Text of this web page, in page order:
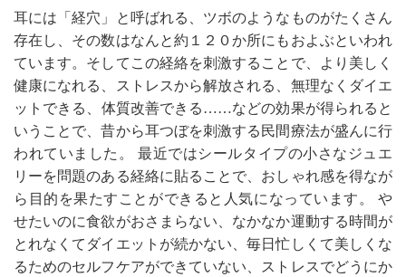
耳には「経穴」と呼ばれる、ツボのようなものがたくさん
存在し、その数はなんと約１２０か所にもおよぶといわれ
ています。そしてこの経絡を刺激することで、より美しく
健康になれる、ストレスから解放される、無理なくダイエ
ットできる、体質改善できる……などの効果が得られると
いうことで、昔から耳つぼを刺激する民間療法が盛んに行
われていました。 最近ではシールタイプの小さなジュエ
リーを問題のある経絡に貼ることで、おしゃれ感を得なが
ら目的を果たすことができると人気になっています。 や
せたいのに食欲がおさまらない、なかなか運動する時間が
とれなくてダイエットが続かない、毎日忙しくて美しくな
るためのセルフケアができていない、ストレスでどうにか